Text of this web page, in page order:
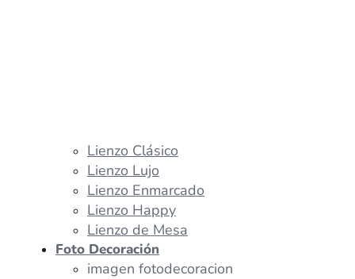
Lienzo Clásico
Lienzo Lujo
Lienzo Enmarcado
Lienzo Happy
Lienzo de Mesa
Foto Decoración
imagen fotodecoracion